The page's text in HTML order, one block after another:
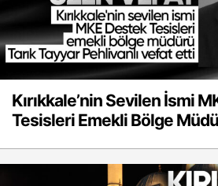
Kırıkkale’nin Sevilen İsmi
Tesisleri Emekli Bölge